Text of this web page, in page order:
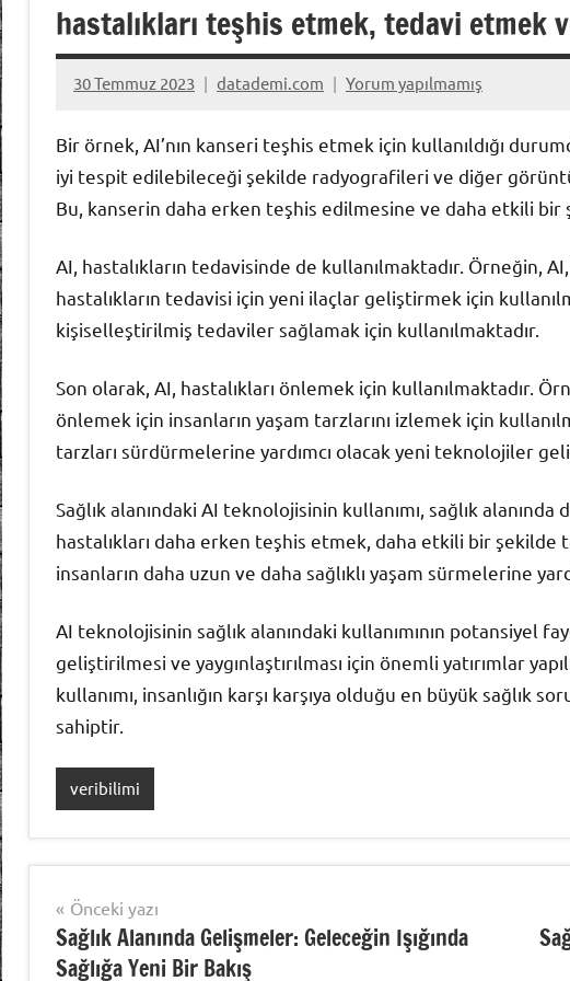
hastalıkları teşhis etmek, tedavi etmek
30 Temmuz 2023 datademi.com Yorum yapılmamış
Bir örnek, AI’nın kanseri teşhis etmek için kullanıldığı
iyi tespit edilebileceği şekilde radyografileri ve diğer
Bu, kanserin daha erken teşhis edilmesine ve daha etkili bir
AI, hastalıkların tedavisinde de kullanılmaktadır. Örneğin,
hastalıkların tedavisi için yeni ilaçlar geliştirmek için
kişiselleştirilmiş tedaviler sağlamak için kullanılmaktadır.
Son olarak, AI, hastalıkları önlemek için kullanılmaktadır.
önlemek için insanların yaşam tarzlarını izlemek için
tarzları sürdürmelerine yardımcı olacak yeni teknolojiler
Sağlık alanındaki AI teknolojisinin kullanımı, sağlık
hastalıkları daha erken teşhis etmek, daha etkili bir
insanların daha uzun ve daha sağlıklı yaşam sürmelerine
AI teknolojisinin sağlık alanındaki kullanımının potansiyel
geliştirilmesi ve yaygınlaştırılması için önemli yatırımlar
kullanımı, insanlığın karşı karşıya olduğu en büyük sağlık
sahiptir.
veribilimi
Yazı
gezinmesi
Önceki yazı
Sağlık Alanında Gelişmeler: Geleceğin Işığında
Sağlığa Yeni Bir Bakış